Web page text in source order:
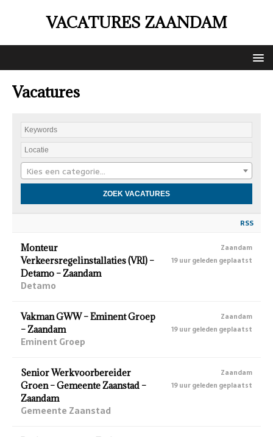
VACATURES ZAANDAM
Vacatures
Kies een categorie…
RSS
Monteur
Verkeersregelinstallaties (VRI) –
Detamo – Zaandam
Detamo
Zaandam
19 uur geleden geplaatst
Vakman GWW – Eminent Groep
– Zaandam
Eminent Groep
Zaandam
19 uur geleden geplaatst
Senior Werkvoorbereider
Groen – Gemeente Zaanstad –
Zaandam
Gemeente Zaanstad
Zaandam
19 uur geleden geplaatst